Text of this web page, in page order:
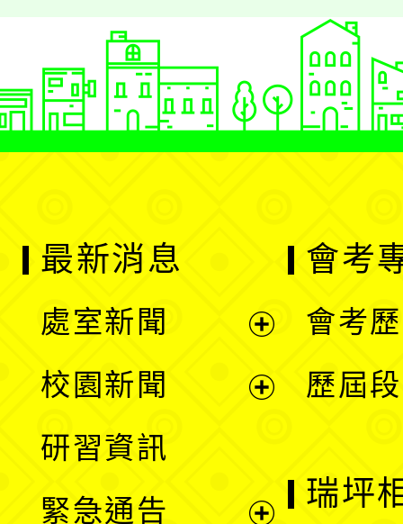
最新消息
處室新聞
校園新聞
研習資訊
緊急通告
會考
會考
歷屆
瑞坪